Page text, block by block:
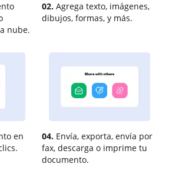
nube.
02. Agrega texto, imágenes,
dibujos, formas, y más.
en
04. Envía, exporta, envía por
fax, descarga o imprime tu
documento.